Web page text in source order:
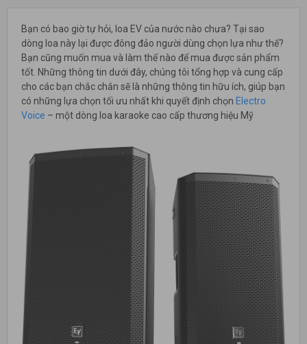
Bạn có bao giờ tự hỏi, loa EV của nước nào chưa? Tại sao
dòng loa này lại được đông đảo người dùng chọn lựa như thế?
Bạn cũng muốn mua và làm thế nào để mua được sản phẩm
tốt. Những thông tin dưới đây, chúng tôi tổng hợp và cung cấp
cho các bạn chắc chắn sẽ là những thông tin hữu ích, giúp bạn
có những lựa chọn tối ưu nhất khi quyết định chọn Electro
Voice – một dòng loa karaoke cao cấp thương hiệu Mỹ